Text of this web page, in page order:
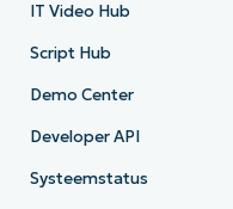
IT Video Hub
Script Hub
Demo Center
Developer API
Systeemstatus